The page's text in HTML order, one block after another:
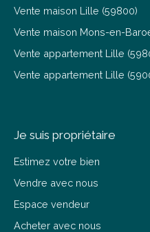
Vente maison Lille (59800)
Vente maison Mons-en-
Vente appartement Lille
Vente appartement Lille
Je suis propriétaire
Estimez votre bien
Vendre avec nous
Espace vendeur
Acheter avec nous